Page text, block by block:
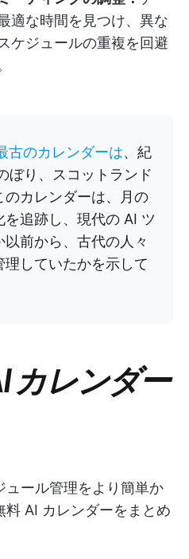
適な時間を見つけ、異な
ケジュールの重複を回避
古のカレンダーは、紀
ぼり、スコットランド
カレンダーは、月の
追跡し、現代の AI ツ
前から、古代の人々
していたかを示して
カレンダー
ュール管理をより簡単か
AI カレンダーをまとめ